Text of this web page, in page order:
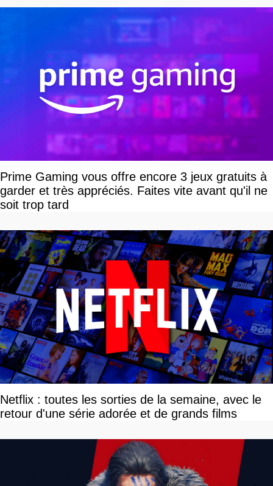
Prime Gaming vous offre encore 3 jeux gratuits à
garder et très appréciés. Faites vite avant qu'il ne
soit trop tard
Netflix : toutes les sorties de la semaine, avec le
retour d'une série adorée et de grands films